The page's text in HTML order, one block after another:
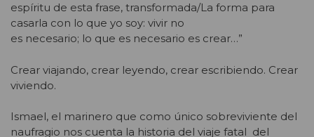
espíritu de esta frase, transformada/La forma para
casarla con lo que yo soy: vivir no
es necesario; lo que es necesario es crear…”
Crear viajando, crear leyendo, crear escribiendo. Crear
viviendo.
Ismael, el marinero que como único sobreviviente del
naufragio nos cuenta la historia del viaje fatal del